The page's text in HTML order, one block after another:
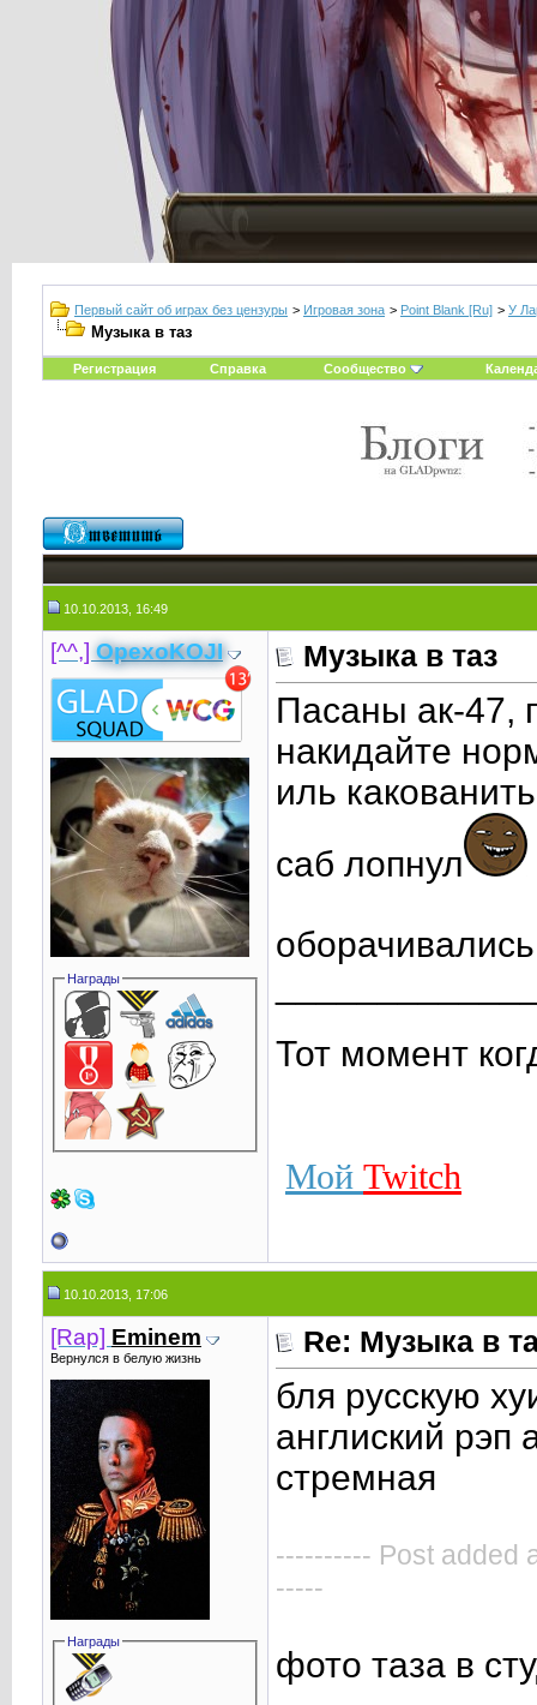
Первый сайт об играх без цензуры > Игровая зона > Point Blank [Ru] > У
Музыка в таз
Регистрация Справка Сообщество
10.10.2013, 16:49
[^^,] OpexoKOJI
Награды
Музыка в таз
Пасаны ак-47,
накидайте
иль
саб лопнул
Тот момент
Мой Twitch
10.10.2013, 17:06
[Rap] Eminem
Вернулся в белую жизнь
Награды
Re: Музыка в
бля русскую
англиский рэп
стремная
---------- Post added
-----
фото таза в